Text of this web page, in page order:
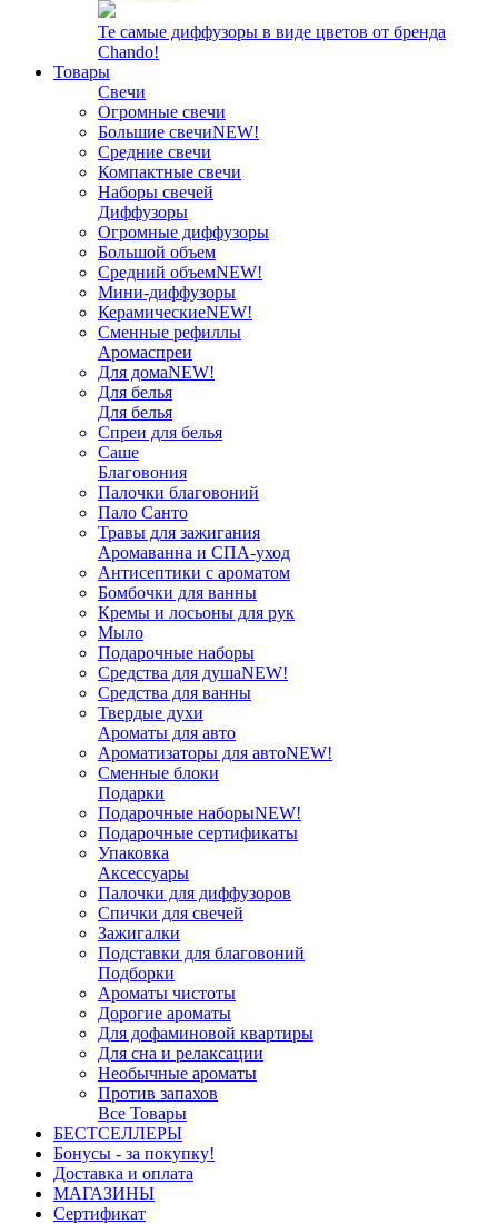
Те самые диффузоры в виде цветов от бренда
Chando!
Товары
Свечи
Огромные свечи
Большие свечиNEW!
Средние свечи
Компактные свечи
Наборы свечей
Диффузоры
Огромные диффузоры
Большой объем
Средний объемNEW!
Мини-диффузоры
КерамическиеNEW!
Сменные рефиллы
Аромаспреи
Для домаNEW!
Для белья
Для белья
Спреи для белья
Саше
Благовония
Палочки благовоний
Пало Санто
Травы для зажигания
Аромаванна и СПА-уход
Антисептики с ароматом
Бомбочки для ванны
Кремы и лосьоны для рук
Мыло
Подарочные наборы
Средства для душаNEW!
Средства для ванны
Твердые духи
Ароматы для авто
Ароматизаторы для автоNEW!
Сменные блоки
Подарки
Подарочные наборыNEW!
Подарочные сертификаты
Упаковка
Аксессуары
Палочки для диффузоров
Спички для свечей
Зажигалки
Подставки для благовоний
Подборки
Ароматы чистоты
Дорогие ароматы
Для дофаминовой квартиры
Для сна и релаксации
Необычные ароматы
Против запахов
Все Товары
БЕСТСЕЛЛЕРЫ
Бонусы - за покупку!
Доставка и оплата
МАГАЗИНЫ
Cертификат